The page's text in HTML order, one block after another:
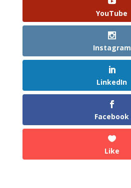
YouTube
Instagram
LinkedIn
Facebook
Like